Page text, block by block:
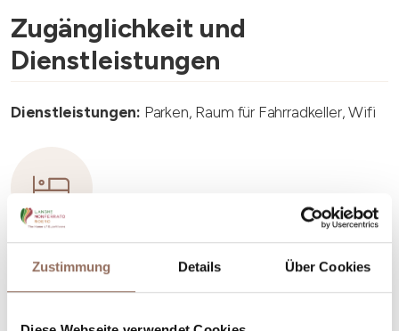
Zustimmung Details Über Cookies
Zugänglichkeit und
Dienstleistungen
Dienstleistungen: Parken, Raum für Fahrradkeller, Wifi
Unterkunftskapazität